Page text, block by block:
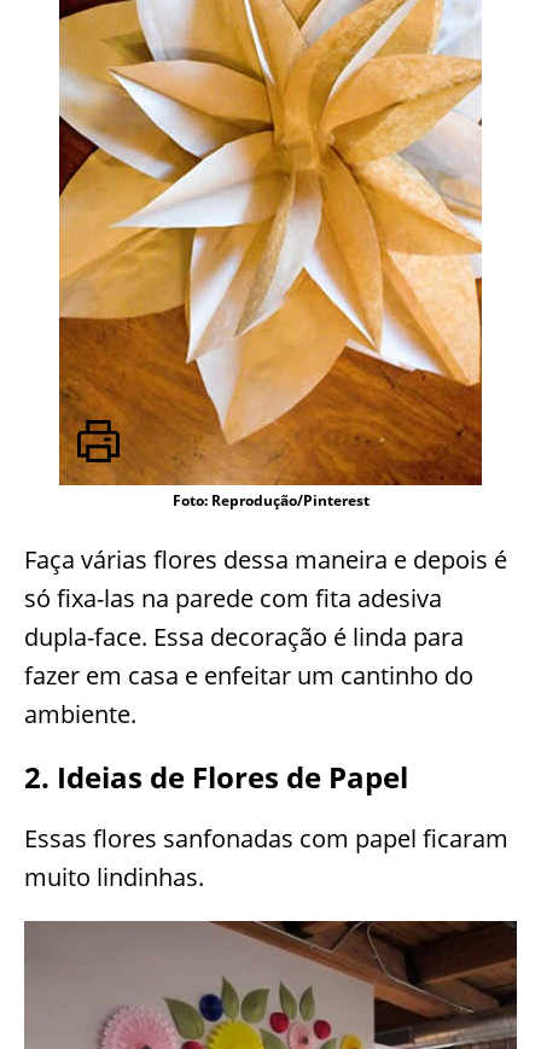
Foto: Reprodução/Pinterest
Faça várias flores dessa maneira e depois é
só fixa-las na parede com fita adesiva
dupla-face. Essa decoração é linda para
fazer em casa e enfeitar um cantinho do
ambiente.
2. Ideias de Flores de Papel
Essas flores sanfonadas com papel ficaram
muito lindinhas.